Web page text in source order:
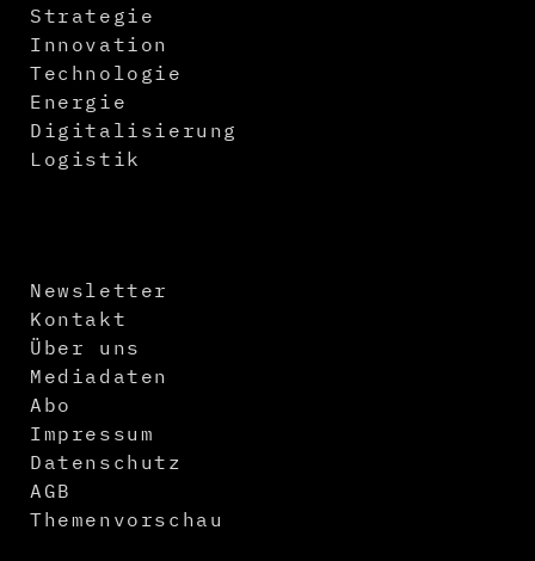
Strategie
Innovation
Technologie
Energie
Digitalisierung
Logistik
Newsletter
Kontakt
Über uns
Mediadaten
Abo
Impressum
Datenschutz
AGB
Themenvorschau